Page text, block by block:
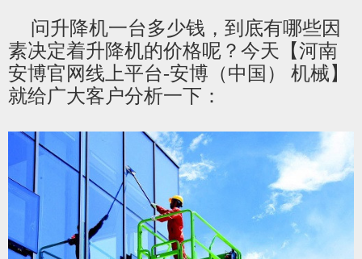
问升降机一台多少钱，到底有哪些因
素决定着升降机的价格呢？今天【河南
安博官网线上平台-安博（中国） 机械】
就给广大客户分析一下：